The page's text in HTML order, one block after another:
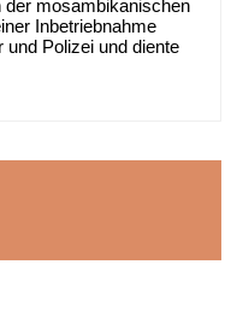
der mosambikanischen
Inbetriebnahme
Polizei und diente